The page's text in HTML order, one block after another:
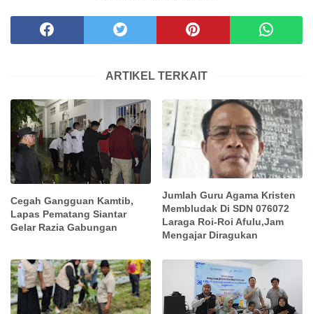
ARTIKEL TERKAIT
Cegah Gangguan Kamtib,
Lapas Pematang Siantar
Gelar Razia Gabungan
Jumlah Guru Agama Kristen
Membludak Di SDN 076072
Laraga Roi-Roi Afulu,Jam
Mengajar Diragukan